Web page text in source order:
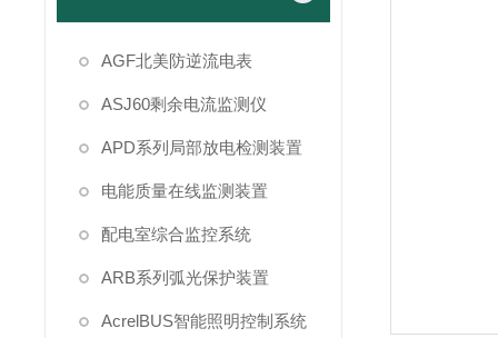
AGF北美防逆流电表
ASJ60剩余电流监测仪
APD系列局部放电检测装置
电能质量在线监测装置
配电室综合监控系统
ARB系列弧光保护装置
AcrelBUS智能照明控制系统